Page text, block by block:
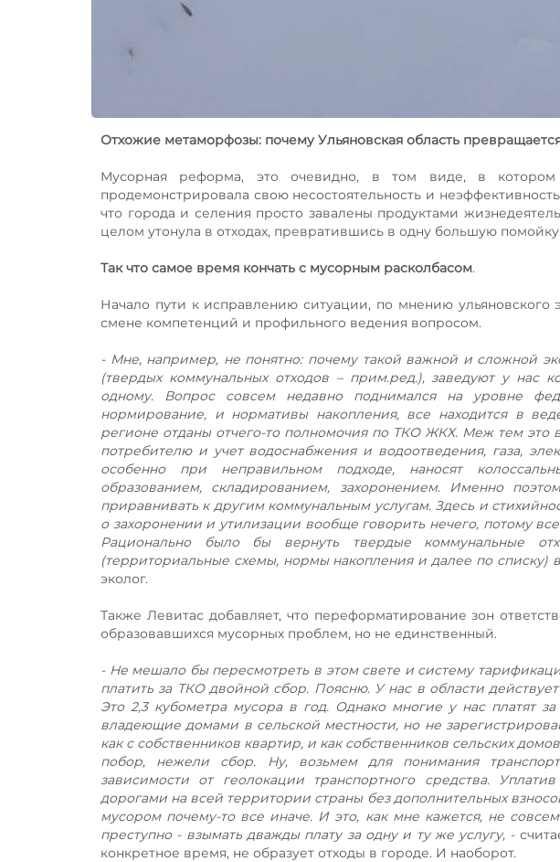
Отхожие метаморфозы: почему Ульяновская область
Мусорная реформа, это очевидно, в том виде, в котором
продемонстрировала свою несостоятельность и
что города и селения просто завалены продуктами
целом утонула в отходах, превратившись в одну большую
Так что самое время кончать с мусорным расколбасом.
Начало пути к исправлению ситуации, по мнению ульяновского
смене компетенций и профильного ведения вопросом.
- Мне, например, не понятно: почему такой важной и сложной
(твердых коммунальных отходов – прим.ред.), заведуют у нас
одному. Вопрос совсем недавно поднимался на уровне
нормирование, и нормативы накопления, все находится в
регионе отданы отчего-то полномочия по ТКО ЖКХ. Меж тем это
потребителю и учет водоснабжения и водоотведения, газа,
особенно при неправильном подходе, наносят
образованием, складированием, захоронением. Именно
приравнивать к другим коммунальным услугам. Здесь и
о захоронении и утилизации вообще говорить нечего, потому
Рационально было бы вернуть твердые коммунальные
(территориальные схемы, нормы накопления и далее по
эколог.
Также Левитас добавляет, что переформатирование зон
образовавшихся мусорных проблем, но не единственный.
- Не мешало бы пересмотреть в этом свете и систему
платить за ТКО двойной сбор. Поясню. У нас в области
Это 2,3 кубометра мусора в год. Однако многие у нас платят
владеющие домами в сельской местности, но не
как с собственников квартир, и как собственников сельских
побор, нежели сбор. Ну, возьмем для понимания
зависимости от геолокации транспортного средства.
дорогами на всей территории страны без дополнительных
мусором почему-то все иначе. И это, как мне кажется, не
преступно - взымать дважды плату за одну и ту же услугу, -
конкретное время, не образует отходы в городе. И наоборот.